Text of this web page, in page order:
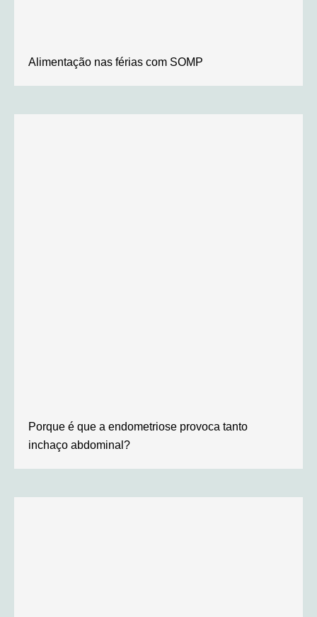
Alimentação nas férias com SOMP
Porque é que a endometriose provoca tanto
inchaço abdominal?